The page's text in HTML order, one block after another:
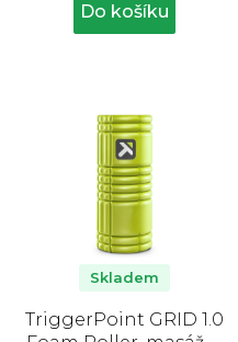
Do košíku
TriggerPoint GRID 1.0
Skladem